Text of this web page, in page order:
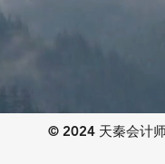
© 2024 天秦会计